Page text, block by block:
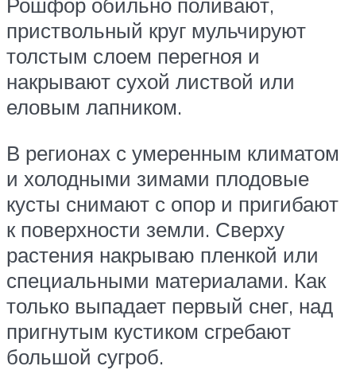
приствольный круг мульчируют
толстым слоем перегноя и
накрывают сухой листвой или
еловым лапником.
В регионах с умеренным климатом
и холодными зимами плодовые
кусты снимают с опор и пригибают
к поверхности земли. Сверху
растения накрываю пленкой или
специальными материалами. Как
только выпадает первый снег, над
пригнутым кустиком сгребают
большой сугроб.